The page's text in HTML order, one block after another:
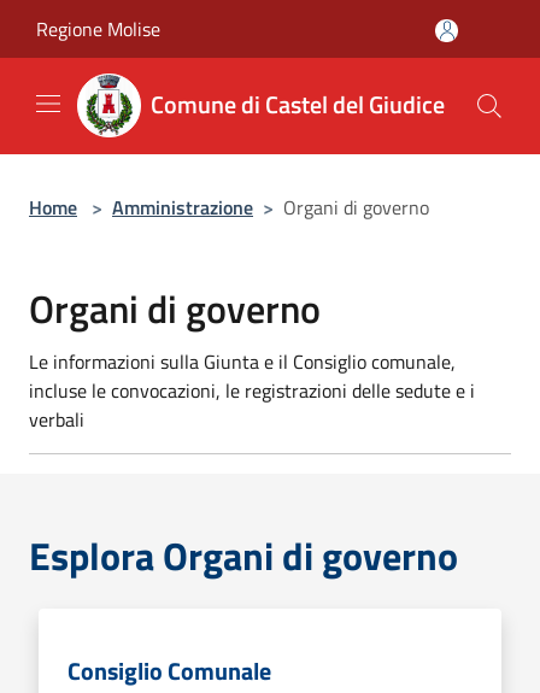
Regione Molise
Comune di Castel del Giudice
Home > Amministrazione > Organi di governo
Organi di governo
Le informazioni sulla Giunta e il Consiglio comunale,
incluse le convocazioni, le registrazioni delle sedute e i
verbali
Esplora Organi di governo
Consiglio Comunale